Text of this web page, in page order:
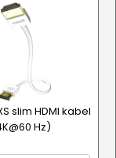
slim HDMI kabel
Hz)